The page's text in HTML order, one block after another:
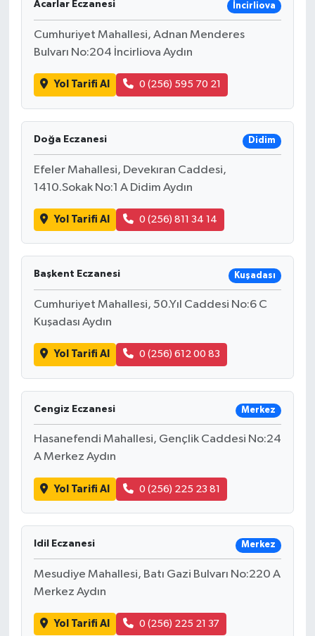
Acarlar Eczanesi İncirliova
Cumhuriyet Mahallesi, Adnan Menderes
Bulvarı No:204 İncirliova Aydın
Yol Tarifi Al 0 (256) 595 70 21
Doğa Eczanesi Didim
Efeler Mahallesi, Devekıran Caddesi,
1410.Sokak No:1 A Didim Aydın
Yol Tarifi Al 0 (256) 811 34 14
Başkent Eczanesi Kuşadası
Cumhuriyet Mahallesi, 50.Yıl Caddesi No:6 C
Kuşadası Aydın
Yol Tarifi Al 0 (256) 612 00 83
Cengiz Eczanesi Merkez
Hasanefendi Mahallesi, Gençlik Caddesi No:24
A Merkez Aydın
Yol Tarifi Al 0 (256) 225 23 81
Idil Eczanesi Merkez
Mesudiye Mahallesi, Batı Gazi Bulvarı No:220 A
Merkez Aydın
Yol Tarifi Al 0 (256) 225 21 37